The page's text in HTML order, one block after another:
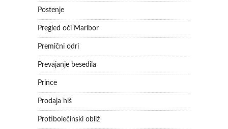
Postenje
Pregled oči Maribor
Premični odri
Prevajanje besedila
Prince
Prodaja hiš
Protibolečinski obliž